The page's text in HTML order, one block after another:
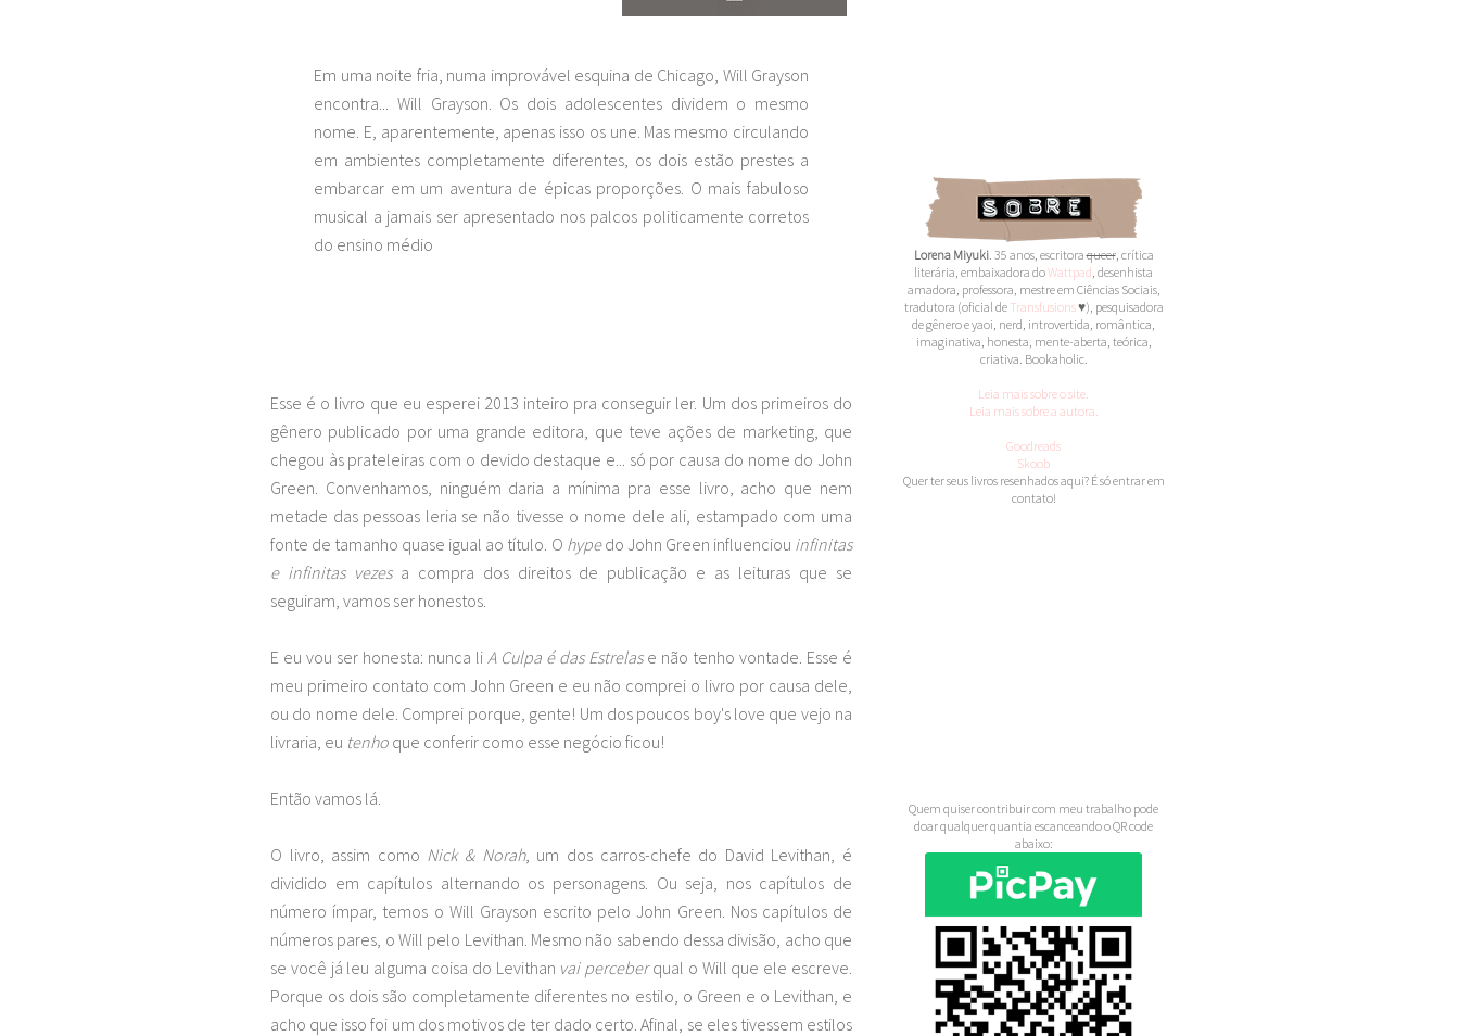
Em uma noite fria, numa improvável esquina de Chicago, Will Grayson
encontra... Will Grayson. Os dois adolescentes dividem o mesmo
nome. E, aparentemente, apenas isso os une. Mas mesmo circulando
em ambientes completamente diferentes, os dois estão prestes a
embarcar em um aventura de épicas proporções. O mais fabuloso
musical a jamais ser apresentado nos palcos politicamente corretos
do ensino médio
Esse é o livro que eu esperei 2013 inteiro pra conseguir ler. Um dos primeiros do
gênero publicado por uma grande editora, que teve ações de marketing, que
chegou às prateleiras com o devido destaque e... só por causa do nome do John
Green. Convenhamos, ninguém daria a mínima pra esse livro, acho que nem
metade das pessoas leria se não tivesse o nome dele ali, estampado com uma
fonte de tamanho quase igual ao título. O hypedo John Green influenciou infinitas
e infinitas vezesa compra dos direitos de publicação e as leituras que se
seguiram, vamos ser honestos.
E eu vou ser honesta: nunca li A Culpa é das Estrelase não tenho vontade. Esse é
meu primeiro contato com John Green e eu não comprei o livro por causa dele,
ou do nome dele. Comprei porque, gente! Um dos poucos boy's love que vejo na
livraria, eu tenho que conferir como esse negócio ficou!
Então vamos lá.
O livro, assim como Nick & Norah, um dos carros-chefe do David Levithan, é
dividido em capítulos alternando os personagens. Ou seja, nos capítulos de
número ímpar, temos o Will Grayson escrito pelo John Green. Nos capítulos de
números pares, o Will pelo Levithan. Mesmo não sabendo dessa divisão, acho que
se você já leu alguma coisa do Levithan vai perceberqual o Will que ele escreve.
Porque os dois são completamente diferentes no estilo, o Green e o Levithan, e
acho que isso foi um dos motivos de ter dado certo. Afinal, se eles tivessem estilos
Lorena Miyuki. 35 anos, escritoraqueer, crítica
literária, embaixadora doWattpad, desenhista
amadora, professora, mestre em Ciências Sociais,
tradutora (oficial de Transfusions♥), pesquisadora
de gênero e yaoi, nerd, introvertida, romântica,
imaginativa, honesta, mente-aberta, teórica,
criativa. Bookaholic.
Leia mais sobre o site.
Leia mais sobre a autora.
Goodreads
Skoob
Quer ter seus livros resenhados aqui? É só entrar em
contato!
Quem quiser contribuir com meu trabalho pode
doar qualquer quantia escanceando o QR code
abaixo: